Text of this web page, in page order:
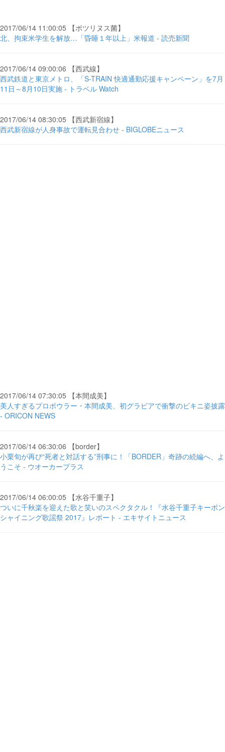
2017/06/14 11:00:05 【ボツリヌス菌】
北、拘束米学生を解放…「昏睡１年以上」米報道 - 読売新聞
2017/06/14 09:00:06 【西武線】
西武鉄道と東京メトロ、「S-TRAIN 快適通勤応援キャンペーン」を7月
11日～8月10日実施 - トラベル Watch
2017/06/14 08:30:05 【西武新宿線】
西武新宿線が人身事故で運転見合わせ - BIGLOBEニュース
2017/06/14 07:30:05 【本間成美】
美人すぎるプロボウラー・本間成美、初グラビアで衝撃のビキニ姿披露
- ORICON NEWS
2017/06/14 06:30:06 【border】
小栗旬が再び“死者と対話する”刑事に！「BORDER」奇跡の続編へ、よ
うこそ - ウオーカープラス
2017/06/14 06:00:05 【水谷千重子】
ついに千秋楽を迎えた歌と笑いのスペクタクル！『水谷千重子キーポン
シャイニング歌謡祭 2017』レポート - エキサイトニュース